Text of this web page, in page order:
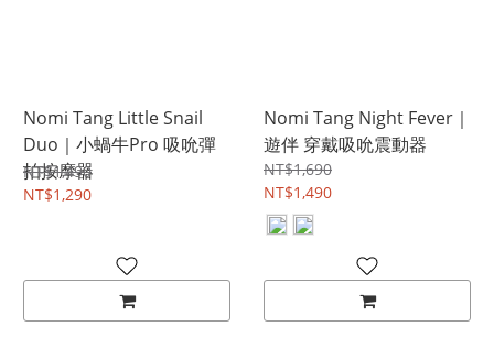
Nomi Tang Little Snail
Duo｜小蝸牛Pro 吸吮彈
拍按摩器
NT$1,490
NT$1,290
Nomi Tang Night Fever｜
遊伴 穿戴吸吮震動器
NT$1,690
NT$1,490